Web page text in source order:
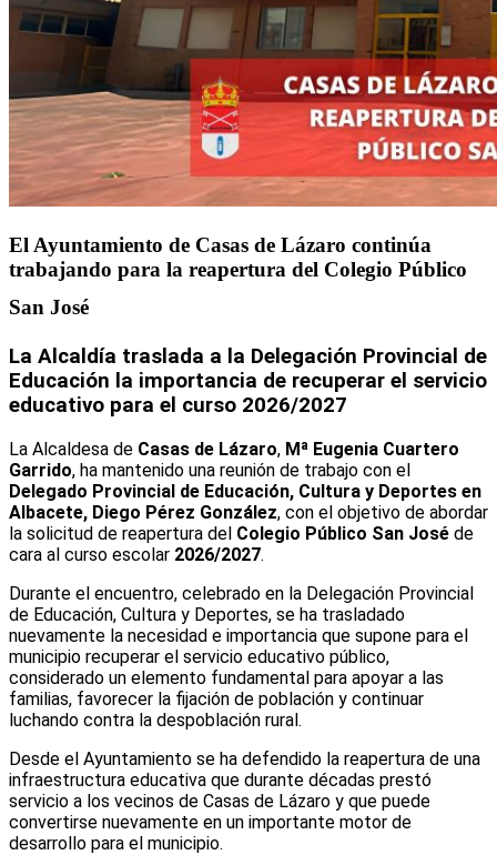
El Ayuntamiento de Casas de Lázaro continúa
trabajando para la reapertura del Colegio Público
San José
La Alcaldía traslada a la Delegación Provincial de
Educación la importancia de recuperar el servicio
educativo para el curso 2026/2027
La Alcaldesa de Casas de Lázaro, Mª Eugenia Cuartero
Garrido, ha mantenido una reunión de trabajo con el
Delegado Provincial de Educación, Cultura y Deportes en
Albacete, Diego Pérez González, con el objetivo de abordar
la solicitud de reapertura del Colegio Público San José de
cara al curso escolar 2026/2027.
Durante el encuentro, celebrado en la Delegación Provincial
de Educación, Cultura y Deportes, se ha trasladado
nuevamente la necesidad e importancia que supone para el
municipio recuperar el servicio educativo público,
considerado un elemento fundamental para apoyar a las
familias, favorecer la fijación de población y continuar
luchando contra la despoblación rural.
Desde el Ayuntamiento se ha defendido la reapertura de una
infraestructura educativa que durante décadas prestó
servicio a los vecinos de Casas de Lázaro y que puede
convertirse nuevamente en un importante motor de
desarrollo para el municipio.